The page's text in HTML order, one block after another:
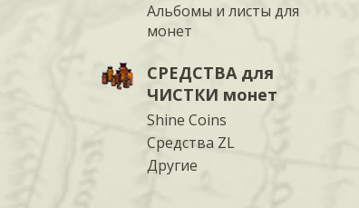
Альбомы и листы для
монет
СРЕДСТВА для
ЧИСТКИ монет
Shine Coins
Средства ZL
Другие